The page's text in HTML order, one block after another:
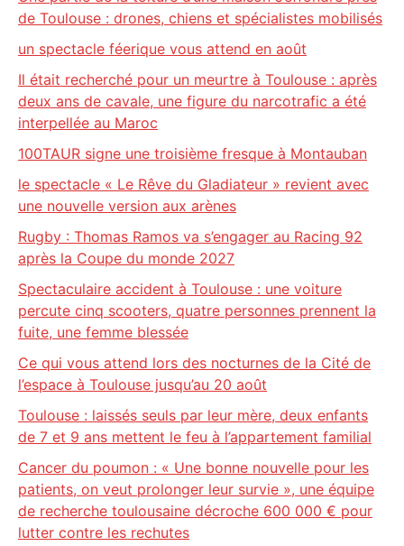
de Toulouse : drones, chiens et spécialistes mobilisés
un spectacle féerique vous attend en août
Il était recherché pour un meurtre à Toulouse : après
deux ans de cavale, une figure du narcotrafic a été
interpellée au Maroc
100TAUR signe une troisième fresque à Montauban
le spectacle « Le Rêve du Gladiateur » revient avec
une nouvelle version aux arènes
Rugby : Thomas Ramos va s’engager au Racing 92
après la Coupe du monde 2027
Spectaculaire accident à Toulouse : une voiture
percute cinq scooters, quatre personnes prennent la
fuite, une femme blessée
Ce qui vous attend lors des nocturnes de la Cité de
l’espace à Toulouse jusqu’au 20 août
Toulouse : laissés seuls par leur mère, deux enfants
de 7 et 9 ans mettent le feu à l’appartement familial
Cancer du poumon : « Une bonne nouvelle pour les
patients, on veut prolonger leur survie », une équipe
de recherche toulousaine décroche 600 000 € pour
lutter contre les rechutes